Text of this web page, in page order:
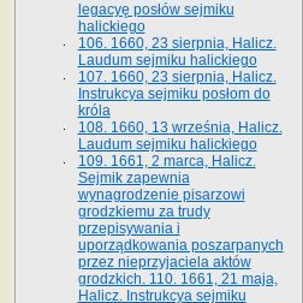
legacyę posłów sejmiku
halickiego
106. 1660, 23 sierpnia, Halicz.
Laudum sejmiku halickiego
107. 1660, 23 sierpnia, Halicz.
Instrukcya sejmiku posłom do
króla
108. 1660, 13 września, Halicz.
Laudum sejmiku halickiego
109. 1661, 2 marca, Halicz.
Sejmik zapewnia
wynagrodzenie pisarzowi
grodzkiemu za trudy
przepisywania i
uporządkowania poszarpanych
przez nieprzyjaciela aktów
grodzkich. 110. 1661, 21 maja,
Halicz. Instrukcya sejmiku